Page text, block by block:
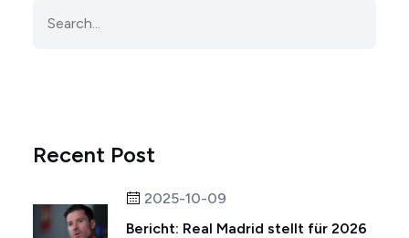
Recent Post
2025-10-09
Bericht: Real Madrid stellt für 2026